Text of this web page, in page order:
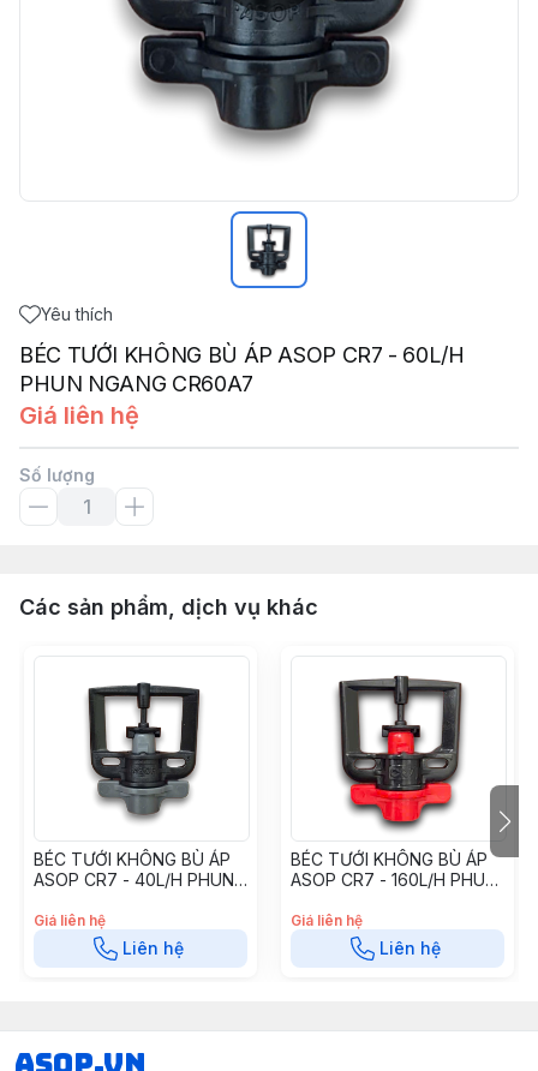
Yêu thích
BÉC TƯỚI KHÔNG BÙ ÁP ASOP CR7 - 60L/H
PHUN NGANG CR60A7
Giá liên hệ
Số lượng
Các sản phẩm, dịch vụ khác
BÉC TƯỚI KHÔNG BÙ ÁP
ASOP CR7 - 40L/H PHUN
Giá liên hệ
Liên hệ
BÉC TƯỚI KHÔNG BÙ ÁP
ASOP CR7 - 160L/H PHUN
Giá liên hệ
Liên hệ